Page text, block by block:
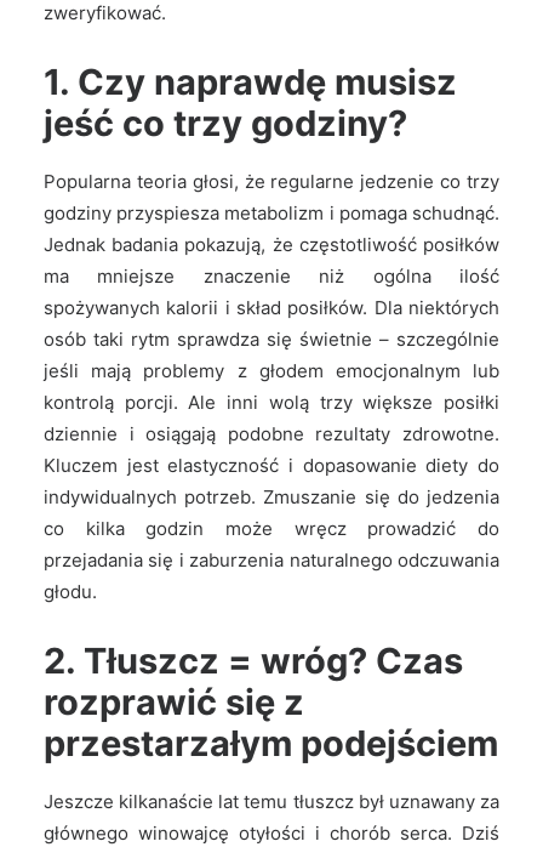
zweryfikować.
1. Czy naprawdę musisz
jeść co trzy godziny?
Popularna teoria głosi, że regularne jedzenie co trzy
godziny przyspiesza metabolizm i pomaga schudnąć.
Jednak badania pokazują, że częstotliwość posiłków
ma mniejsze znaczenie niż ogólna ilość
spożywanych kalorii i skład posiłków. Dla niektórych
osób taki rytm sprawdza się świetnie – szczególnie
jeśli mają problemy z głodem emocjonalnym lub
kontrolą porcji. Ale inni wolą trzy większe posiłki
dziennie i osiągają podobne rezultaty zdrowotne.
Kluczem jest elastyczność i dopasowanie diety do
indywidualnych potrzeb. Zmuszanie się do jedzenia
co kilka godzin może wręcz prowadzić do
przejadania się i zaburzenia naturalnego odczuwania
głodu.
2. Tłuszcz = wróg? Czas
rozprawić się z
przestarzałym podejściem
Jeszcze kilkanaście lat temu tłuszcz był uznawany za
głównego winowajcę otyłości i chorób serca. Dziś